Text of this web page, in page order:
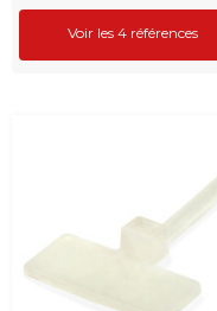
Voir les 4 références